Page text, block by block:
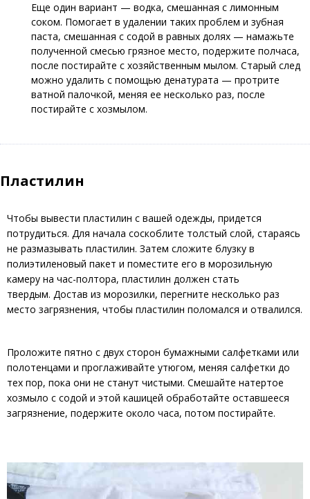
Еще один вариант — водка, смешанная с лимонным
соком. Помогает в удалении таких проблем и зубная
паста, смешанная с содой в равных долях — намажьте
полученной смесью грязное место, подержите полчаса,
после постирайте с хозяйственным мылом. Старый след
можно удалить с помощью денатурата — протрите
ватной палочкой, меняя ее несколько раз, после
постирайте с хозмылом.
Пластилин
Чтобы вывести пластилин с вашей одежды, придется
потрудиться. Для начала соскоблите толстый слой, стараясь
не размазывать пластилин. Затем сложите блузку в
полиэтиленовый пакет и поместите его в морозильную
камеру на час-полтора, пластилин должен стать
твердым. Достав из морозилки, перегните несколько раз
место загрязнения, чтобы пластилин поломался и отвалился.
Проложите пятно с двух сторон бумажными салфетками или
полотенцами и проглаживайте утюгом, меняя салфетки до
тех пор, пока они не станут чистыми. Смешайте натертое
хозмыло с содой и этой кашицей обработайте оставшееся
загрязнение, подержите около часа, потом постирайте.